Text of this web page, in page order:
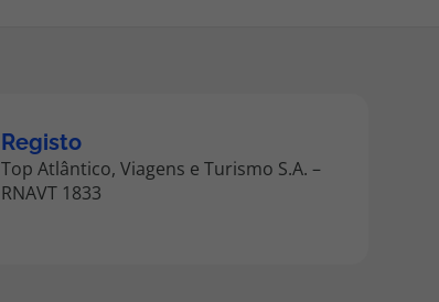
Registo
Top Atlântico, Viagens e Turismo S.A. –
RNAVT 1833